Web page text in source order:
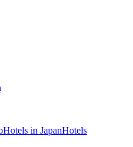
Hotels in JapanHotels